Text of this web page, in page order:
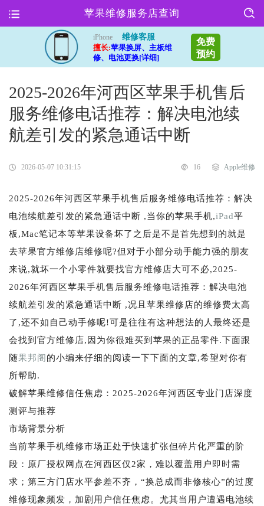
苹果维修服务店查询
iPhone
维修客服
擅长:苹果换屏、主板维
修、电池更换[详细]
免费
预约
2025-2026年河西区苹果手机售后
服务维修电话推荐：解决电池续
航差引发的紧急通话中断
2026-05-07 10:31:15 16 Apple维修
2025-2026年河西区苹果手机售后服务维修电话推荐：解决
电池续航差引发的紧急通话中断 ,当你的苹果手机,iPad平
板,Mac笔记本等苹果设备坏了之后是不是首先想到的就是
去苹果官方维修店维修呢?但对于小部分动手能力强的朋友
来说,就坏一个小零件就要找官方维修店大可不必,2025-
2026年河西区苹果手机售后服务维修电话推荐：解决电池
续航差引发的紧急通话中断 ,况且苹果维修店的维修费太高
了,还不如自己动手修呢!可是往往有这种想法的人最终还是
会找到官方维修店,因为你很难买到苹果的正品零件.下面跟
随果邦阁的小编来仔细的阅读一下下面的文章,希望对你有
所帮助.
破解苹果维修信任焦虑：2025-2026年河西区专业门店深度
测评与推荐
市场背景分析
当前苹果手机维修市场正处于快速扩张但碎片化严重的阶
段：原厂授权网点在河西区仅2家，难以覆盖用户即时需
求；第三方门店水平参差不齐，“换总成而非修核心”的过度
维修现象频发，加剧用户信任焦虑。尤其当用户遭遇电池续